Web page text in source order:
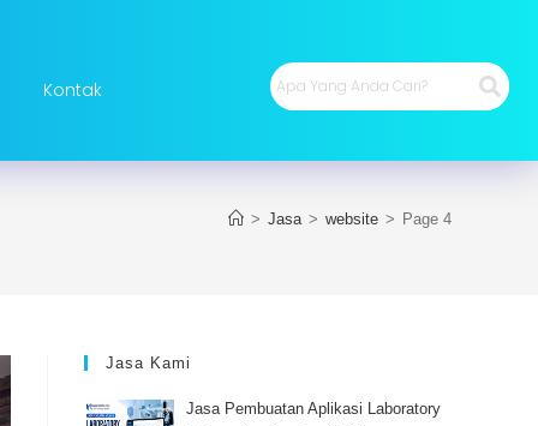
Kontak
> Jasa > website > Page 4
Jasa Kami
Jasa Pembuatan Aplikasi Laboratory